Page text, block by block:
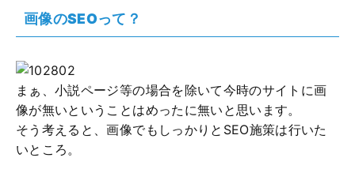
画像のSEOって？
まぁ、小説ページ等の場合を除いて今時のサイトに画
像が無いということはめったに無いと思います。
そう考えると、画像でもしっかりとSEO施策は行いた
いところ。